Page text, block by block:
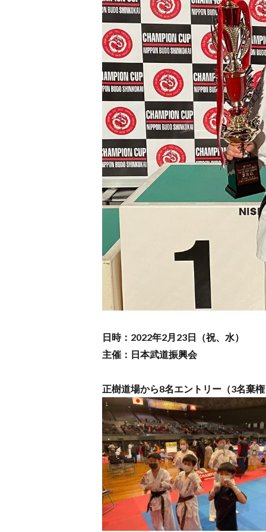
日時：2022年2月23日（祝、水）
主催：日本武道振興会
正樹道場から8名エントリー（3名棄